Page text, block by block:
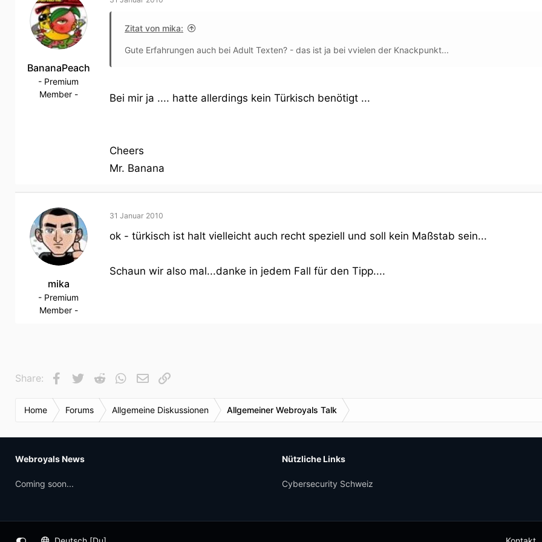
BananaPeach
- Premium
Member -
Zitat von mika:
Gute Erfahrungen auch bei Adult Texten? - das ist ja bei vvielen der Knackpunkt...
Bei mir ja .... hatte allerdings kein Türkisch benötigt ...
Cheers
Mr. Banana
mika
- Premium
Member -
31 Januar 2010
ok - türkisch ist halt vielleicht auch recht speziell und soll kein Maßstab sein...
Schaun wir also mal...danke in jedem Fall für den Tipp....
Share: FacebookTwitterReddit WhatsApp
E-Mail
Home Forums Allgemeine Diskussionen Allgemeiner Webroyals Talk
Webroyals News
Coming soon...
Nützliche Links
Cybersecurity Schweiz